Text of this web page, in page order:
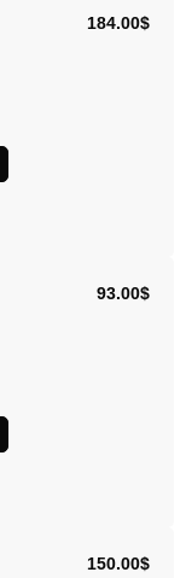
184.00$
93.00$
150.00$